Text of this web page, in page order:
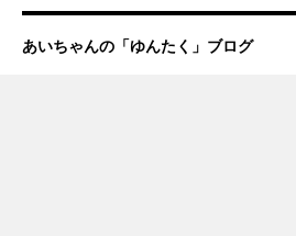
あいちゃんの「ゆんたく」ブログ